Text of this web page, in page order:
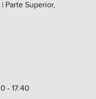
Parte Superior,
- 17:40